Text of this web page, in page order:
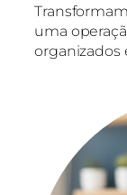
uma
organizados